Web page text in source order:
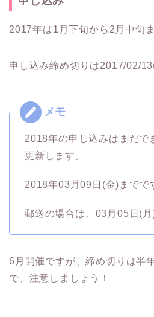
2017年は1月下旬から2月中旬
申し込み締め切りは2017/02/13(
2018年の申し込みはまだで
更新します。
2018年03月09日(金)までで
郵送の場合は、03月05日(月
6月開催ですが、締め切りは半
で、注意しましょう！